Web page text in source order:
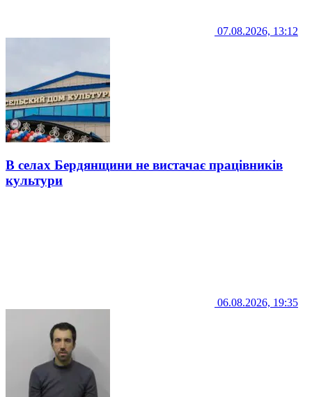
07.08.2026, 13:12
В селах Бердянщини не вистачає працівників
культури
06.08.2026, 19:35